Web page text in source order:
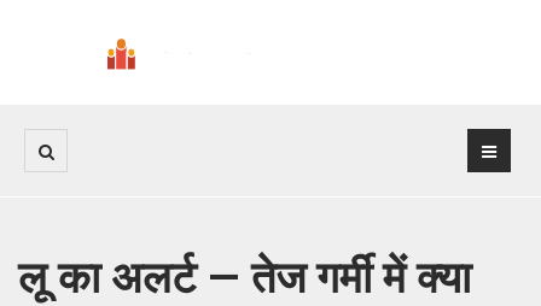
लू का अलर्ट — तेज गर्मी में क्या